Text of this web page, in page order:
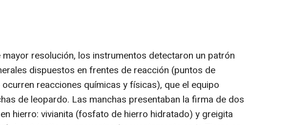
mayor resolución, los instrumentos detectaron un patrón
dispuestos en frentes de reacción (puntos de
reacciones químicas y físicas), que el equipo
de leopardo. Las manchas presentaban la firma de dos
hierro: vivianita (fosfato de hierro hidratado) y greigita